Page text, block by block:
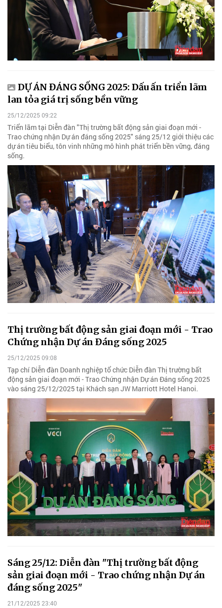
DỰ ÁN ĐÁNG SỐNG 2025: Dấu ấn triển lãm
lan tỏa giá trị sống bền vững
25/12/2025 09:22
Triển lãm tại Diễn đàn "Thị trường bất động sản giai đoạn mới -
Trao chứng nhận Dự án đáng sống 2025" sáng 25/12 giới thiệu các
dự án tiêu biểu, tôn vinh những mô hình phát triển bền vững, đáng
sống.
Thị trường bất động sản giai đoạn mới - Trao
Chứng nhận Dự án Đáng sống 2025
25/12/2025 09:08
Tạp chí Diễn đàn Doanh nghiệp tổ chức Diễn đàn Thị trường bất
động sản giai đoạn mới - Trao Chứng nhận Dự án Đáng sống 2025
vào sáng 25/12/2025 tại Khách sạn JW Marriott Hotel Hanoi.
Sáng 25/12: Diễn đàn "Thị trường bất động
sản giai đoạn mới - Trao chứng nhận Dự án
đáng sống 2025"
21/12/2025 23:40